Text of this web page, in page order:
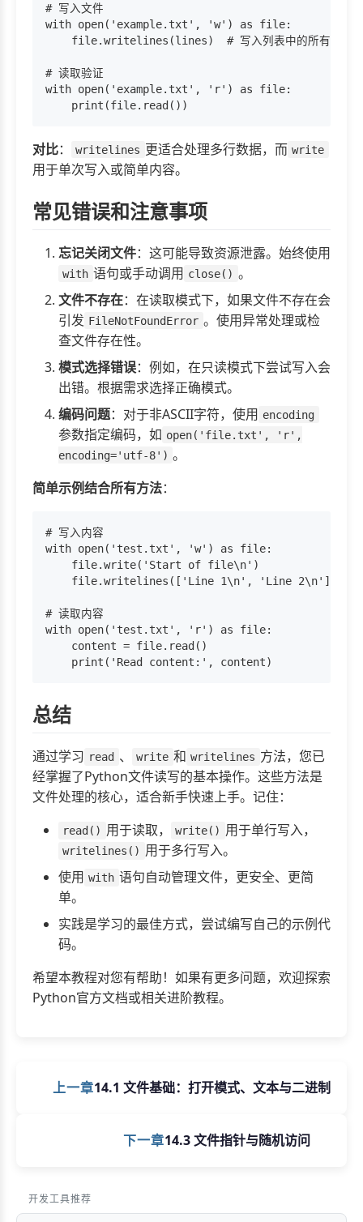
# 写入文件
with open('example.txt', 'w') as file:
    file.writelines(lines)  # 写入列表中的所有行
# 读取验证
with open('example.txt', 'r') as file:
对比： writelines 更适合处理多行数据，而 write
用于单次写入或简单内容。
常见错误和注意事项
忘记关闭文件：这可能导致资源泄露。始终使用
with 语句或手动调用 close() 。
文件不存在：在读取模式下，如果文件不存在会
引发 FileNotFoundError 。使用异常处理或检
查文件存在性。
模式选择错误：例如，在只读模式下尝试写入会
出错。根据需求选择正确模式。
编码问题：对于非ASCII字符，使用 encoding
参数指定编码，如 open('file.txt', 'r',
encoding='utf-8') 。
简单示例结合所有方法：
# 写入内容
with open('test.txt', 'w') as file:
    file.write('Start of file\n')
    file.writelines(['Line 1\n', 'Line 2\n'])
# 读取内容
with open('test.txt', 'r') as file:
    content = file.read()
总结
通过学习 read 、 write 和 writelines 方法，您已
经掌握了Python文件读写的基本操作。这些方法是
文件处理的核心，适合新手快速上手。记住：
read() 用于读取， write() 用于单行写入，
writelines() 用于多行写入。
使用 with 语句自动管理文件，更安全、更简
单。
实践是学习的最佳方式，尝试编写自己的示例代
码。
希望本教程对您有帮助！如果有更多问题，欢迎探索
Python官方文档或相关进阶教程。
上一章14.1 文件基础：打开模式、文本与二进制
下一章14.3 文件指针与随机访问
开发工具推荐